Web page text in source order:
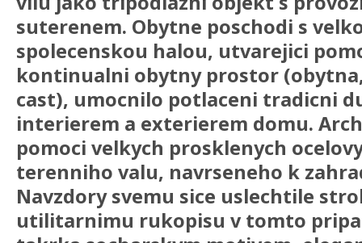
suterenem. Obytne poschodi s
spolecenskou halou, utvarejici
kontinualni obytny prostor
cast), umocnilo potlaceni tradicni
interierem a exterierem domu.
pomoci velkych prosklenych
terenniho valu, navrseneho k
Navzdory svemu sice uslechtile
utilitarnimu rukopisu v tomto